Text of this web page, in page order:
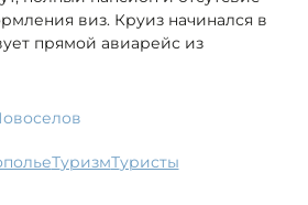
виз. Круиз начинался в
прямой авиарейс из
туризм туристы